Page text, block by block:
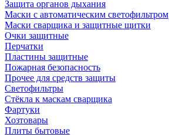
Защита органов дыхания
Маски с автоматическим светофильтром
Маски сварщика и защитные щитки
Очки защитные
Перчатки
Пластины защитные
Пожарная безопасность
Прочее для средств защиты
Светофильтры
Стёкла к маскам сварщика
Фартуки
Хозтовары
Плиты бытовые